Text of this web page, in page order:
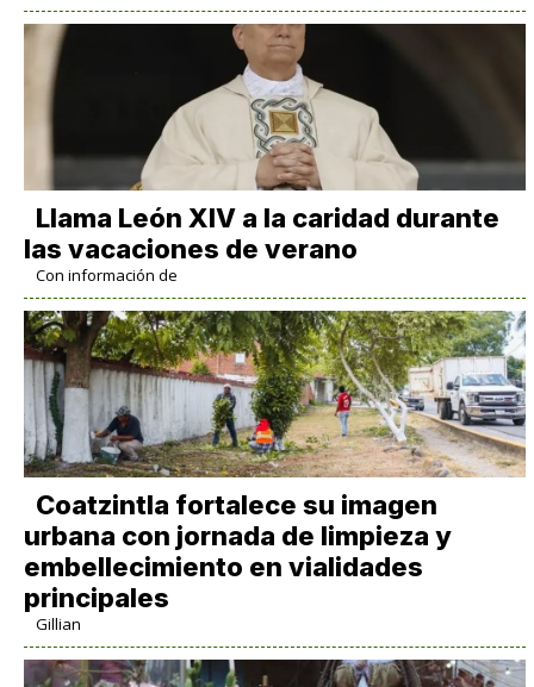
Llama León XIV a la caridad durante
las vacaciones de verano
Con información de
Coatzintla fortalece su imagen
urbana con jornada de limpieza y
embellecimiento en vialidades
principales
Gillian